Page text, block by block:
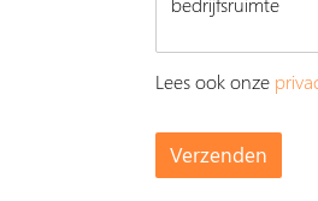
Lees ook onze